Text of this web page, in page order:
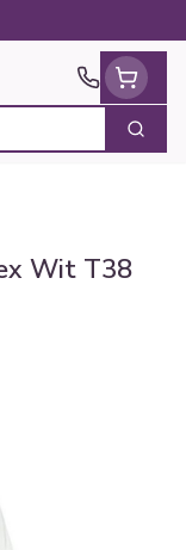
Zoek
Wit T38